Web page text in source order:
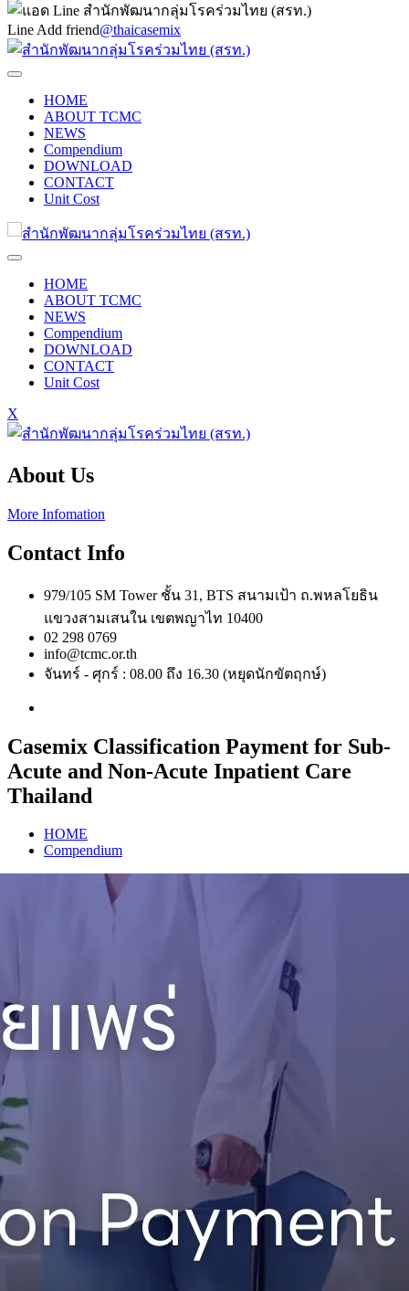
Line Add friend@thaicasemix
HOME
ABOUT TCMC
NEWS
Compendium
DOWNLOAD
CONTACT
Unit Cost
HOME
ABOUT TCMC
NEWS
Compendium
DOWNLOAD
CONTACT
Unit Cost
X
About Us
More Infomation
Contact Info
979/105 SM Tower ชั้น 31, BTS สนามเป้า ถ.พหลโยธิน
แขวงสามเสนใน เขตพญาไท 10400
02 298 0769
info@tcmc.or.th
จันทร์ - ศุกร์ : 08.00 ถึง 16.30 (หยุดนักขัตฤกษ์)
Casemix Classification Payment for Sub-
Acute and Non-Acute Inpatient Care
Thailand
HOME
Compendium